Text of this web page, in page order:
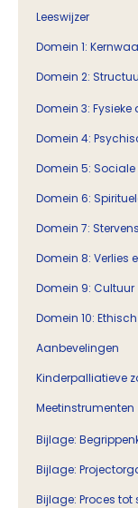
Leeswijzer
Domein 1:
Domein 2:
Domein 3:
Domein 4:
Domein 5:
Domein 6:
Domein 7:
Domein 8: Verlies
Domein 9: Cultuur
Domein 10:
Aanbevelingen
Kinderpalliatieve
Meetinstrumenten
Bijlage:
Bijlage:
Bijlage: Proces